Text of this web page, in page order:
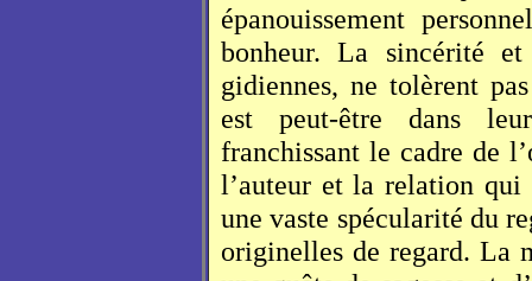
épanouissement
bonheur. La sincérité et
gidiennes, ne tolèrent
est peut-être dans
franchissant le cadre de
l’auteur et la relation
une vaste spécularité du
originelles de regard. La